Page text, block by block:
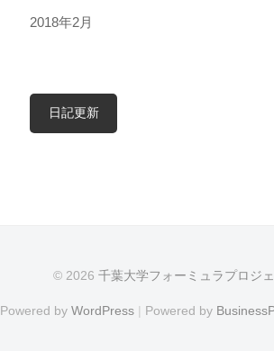
2018年2月
日記更新
© 2026 千葉大学フォーミュラプロジ
Powered by WordPress | Powered by